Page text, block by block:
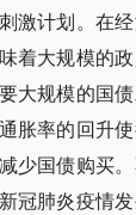
激计划。在
着大规模的
大规模的国
胀率的回升
少国债购买
冠肺炎疫情